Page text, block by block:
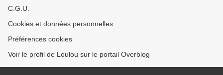
C.G.U.
Cookies et données personnelles
Préférences cookies
Voir le profil de Loulou sur le portail Overblog